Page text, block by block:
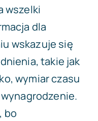
wszelki
dla
wskazuje się
takie jak
wymiar czasu
bo